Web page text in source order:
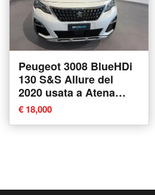
Peugeot 3008 BlueHDi
130 S&S Allure del
2020 usata a Atena
Lucana
€ 18,000